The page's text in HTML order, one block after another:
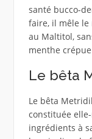
santé bucco-
faire, il mêle
au Maltitol,
menthe
Le bêta
Le bêta
constituée
ingrédients à